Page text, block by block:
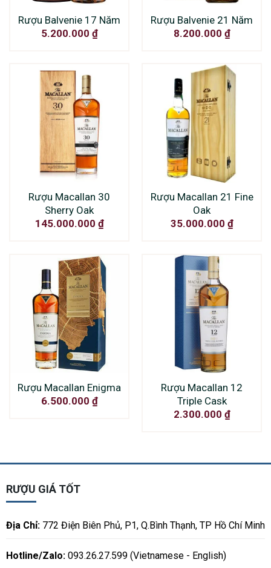
Rượu Balvenie 17 Năm
5.200.000 ₫
Rượu Balvenie 21 Năm
8.200.000 ₫
Rượu Macallan 30
Sherry Oak
145.000.000 ₫
Rượu Macallan 21 Fine
Oak
35.000.000 ₫
Rượu Macallan Enigma
6.500.000 ₫
Rượu Macallan 12
Triple Cask
2.300.000 ₫
RƯỢU GIÁ TỐT
Địa Chỉ:772 Điện Biên Phủ, P1, Q.Bình Thạnh, TP Hồ Chí Minh
Hotline/Zalo:093.26.27.599 (Vietnamese - English)